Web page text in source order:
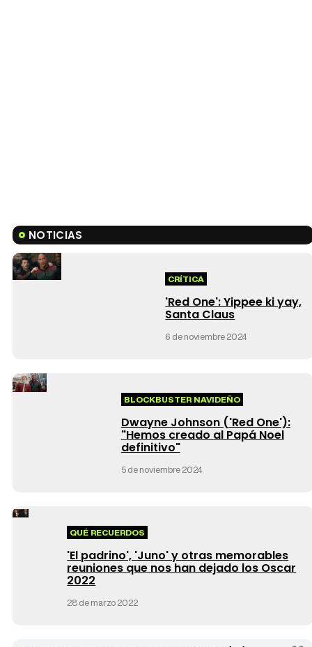
NOTICIAS
CRÍTICA
'Red One': Yippee ki yay,
Santa Claus
6 de noviembre 2024
BLOCKBUSTER NAVIDEÑO
Dwayne Johnson ('Red One'):
"Hemos creado al Papá Noel
definitivo"
5 de noviembre 2024
QUÉ RECUERDOS
'El padrino', 'Juno' y otras memorables
reuniones que nos han dejado los Oscar
2022
28 de marzo 2022